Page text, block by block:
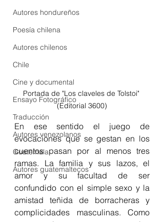
Autores hondureños
Poesía chilena
Autores chilenos
Chile
Cine y documental
Ensayo Fotográfico
Traducción
Autores venezolanos
Guatemala
Autores guatemaltecos
Portada de "Los claveles de Tolstoi"
(Editorial 3600)
En ese sentido el juego de
evocaciones que se gestan en los
cuentos pasan por al menos tres
ramas. La familia y sus lazos, el
amor y su facultad de ser
confundido con el simple sexo y la
amistad teñida de borracheras y
complicidades masculinas. Como